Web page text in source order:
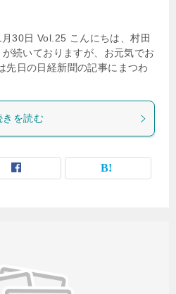
30日 Vol.25 こんにちは、村田
続いておりますが、お元気でお
先日の日経新聞の記事にまつわ
きを読む